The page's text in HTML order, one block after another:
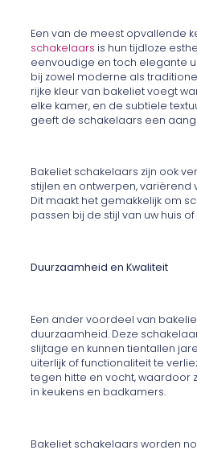
Een van de meest opvallende
schakelaars is hun tijdloze
eenvoudige en toch elegante
bij zowel moderne als
rijke kleur van bakeliet voegt
elke kamer, en de subtiele
geeft de schakelaars een
Bakeliet schakelaars zijn ook
stijlen en ontwerpen, variërend
Dit maakt het gemakkelijk om
passen bij de stijl van uw huis
Duurzaamheid en Kwaliteit
Een ander voordeel van
duurzaamheid. Deze
slijtage en kunnen tientallen
uiterlijk of functionaliteit te
tegen hitte en vocht, waardoor
in keukens en badkamers.
Bakeliet schakelaars worden